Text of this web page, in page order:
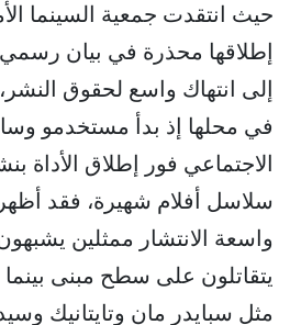
حيث انتقدت جمعية السينما
إطلاقها محذرة في بيان
إلى انتهاك واسع لحقوق
في محلها إذ بدأ مستخدمو
الاجتماعي فور إطلاق الأداة
سلاسل أفلام شهيرة، فقد
واسعة الانتشار ممثلين
يتقاتلون على سطح مبنى
مثل سبايدر مان وتايتانيك